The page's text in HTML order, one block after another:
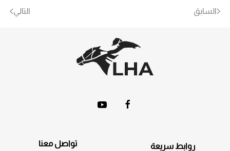
السابق التالي
روابط سريعة تواصل معنا